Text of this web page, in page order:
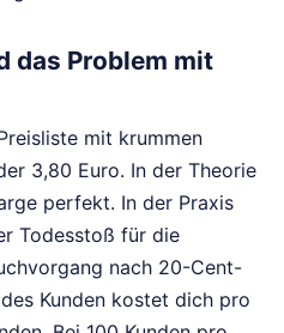
das Problem mit
mit krummen
3,80 Euro. In der Theorie
perfekt. In der Praxis
Todesstoß für die
nach 20-Cent-
Kunden kostet dich pro